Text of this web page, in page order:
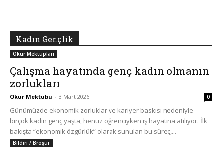
Kadın Gençlik
Okur Mektupları
Çalışma hayatında genç kadın olmanın
zorlukları
Okur Mektubu - 3 Mart 2026 0
Günümüzde ekonomik zorluklar ve kariyer baskısı nedeniyle
birçok kadın genç yaşta, henüz öğrenciyken iş hayatına atılıyor. İlk
bakışta “ekonomik özgürlük” olarak sunulan bu süreç,...
Bildiri / Broşür